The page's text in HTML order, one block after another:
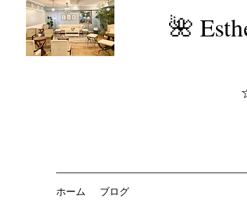
​🌺
ホーム ブログ